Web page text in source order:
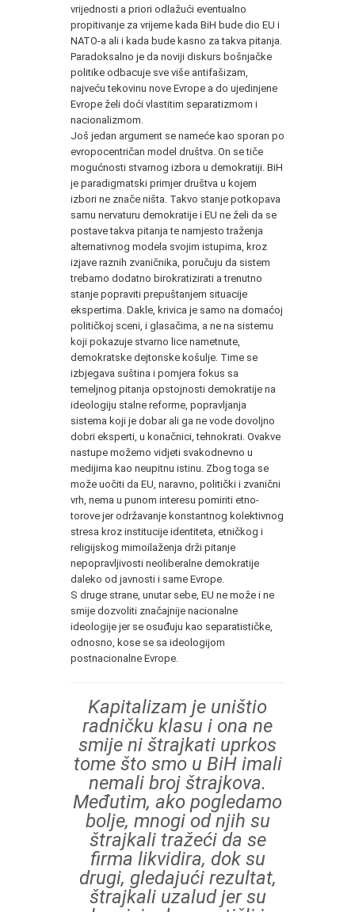
vrijednosti a priori odlažući eventualno
propitivanje za vrijeme kada BiH bude dio EU i
NATO-a ali i kada bude kasno za takva pitanja.
Paradoksalno je da noviji diskurs bošnjačke
politike odbacuje sve više antifašizam,
najveću tekovinu nove Evrope a do ujedinjene
Evrope želi doći vlastitim separatizmom i
nacionalizmom.
Još jedan argument se nameće kao sporan po
evropocentričan model društva. On se tiče
mogućnosti stvarnog izbora u demokratiji. BiH
je paradigmatski primjer društva u kojem
izbori ne znače ništa. Takvo stanje potkopava
samu nervaturu demokratije i EU ne želi da se
postave takva pitanja te namjesto traženja
alternativnog modela svojim istupima, kroz
izjave raznih zvaničnika, poručuju da sistem
trebamo dodatno birokratizirati a trenutno
stanje popraviti prepuštanjem situacije
ekspertima. Dakle, krivica je samo na domaćoj
političkoj sceni, i glasačima, a ne na sistemu
koji pokazuje stvarno lice nametnute,
demokratske dejtonske košulje. Time se
izbjegava suština i pomjera fokus sa
temeljnog pitanja opstojnosti demokratije na
ideologiju stalne reforme, popravljanja
sistema koji je dobar ali ga ne vode dovoljno
dobri eksperti, u konačnici, tehnokrati. Ovakve
nastupe možemo vidjeti svakodnevno u
medijima kao neupitnu istinu. Zbog toga se
može uočiti da EU, naravno, politički i zvanični
vrh, nema u punom interesu pomiriti etno-
torove jer održavanje konstantnog kolektivnog
stresa kroz institucije identiteta, etničkog i
religijskog mimoilaženja drži pitanje
nepopravljivosti neoliberalne demokratije
daleko od javnosti i same Evrope.
S druge strane, unutar sebe, EU ne može i ne
smije dozvoliti značajnije nacionalne
ideologije jer se osuđuju kao separatističke,
odnosno, kose se sa ideologijom
postnacionalne Evrope.
Kapitalizam je uništio
radničku klasu i ona ne
smije ni štrajkati uprkos
tome što smo u BiH imali
nemali broj štrajkova.
Međutim, ako pogledamo
bolje, mnogi od njih su
štrajkali tražeći da se
firma likvidira, dok su
drugi, gledajući rezultat,
štrajkali uzalud jer su